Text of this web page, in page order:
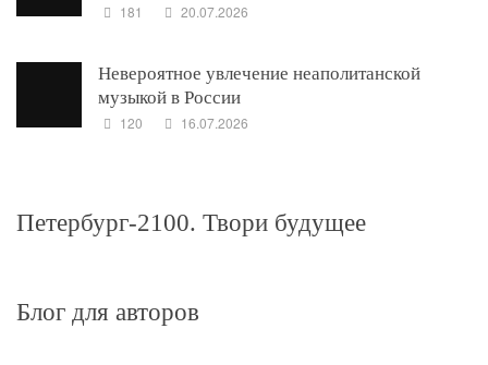
181 20.07.2026
Невероятное увлечение неаполитанской
музыкой в России
120 16.07.2026
Петербург-2100. Твори будущее
Блог для авторов